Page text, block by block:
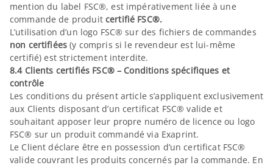
mention du label FSC®, est impérativement liée à une
commande de produit certifié FSC®.
L’utilisation d’un logo FSC® sur des fichiers de commandes
non certifiées (y compris si le revendeur est lui-même
certifié) est strictement interdite.
8.4 Clients certifiés FSC® – Conditions spécifiques et
contrôle
Les conditions du présent article s’appliquent exclusivement
aux Clients disposant d’un certificat FSC® valide et
souhaitant apposer leur propre numéro de licence ou logo
FSC® sur un produit commandé via Exaprint.
Le Client déclare être en possession d’un certificat FSC®
valide couvrant les produits concernés par la commande. En